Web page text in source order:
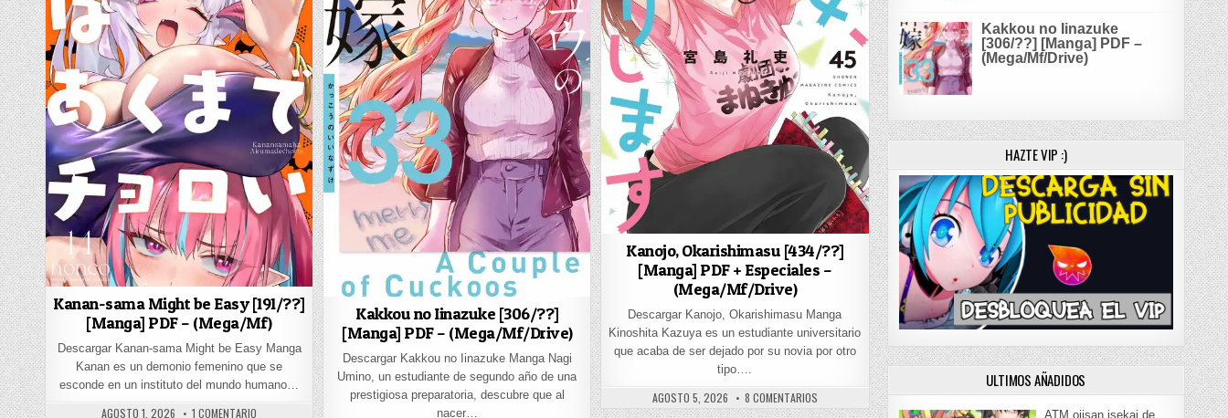
Kanojo, Okarishimasu [434/??]
[Manga] PDF + Especiales –
(Mega/Mf/Drive)
Descargar Kanojo, Okarishimasu Manga
Kinoshita Kazuya es un estudiante universitario
que acaba de ser dejado por su novia por otro
tipo….
PUBLISHED DATE:
AGOSTO 5, 2026 8 COMENTARIOSEN KANOJO, OKARISHIMASU [434/??] [MANGA] PDF + ESPECIALES – (MEGA/MF/DRIVE)
Kakkou no Iinazuke [306/??]
[Manga] PDF – (Mega/Mf/Drive)
Descargar Kakkou no Iinazuke Manga Nagi
Umino, un estudiante de segundo año de una
prestigiosa preparatoria, descubre que al
nacer…
Kanan-sama Might be Easy [191/??]
[Manga] PDF – (Mega/Mf)
Descargar Kanan-sama Might be Easy Manga
Kanan es un demonio femenino que se
esconde en un instituto del mundo humano…
PUBLISHED DATE:
AGOSTO 1, 2026 1 COMENTARIO EN KANAN-SAMA MIGHT BE EASY [191/??] [MANGA] PDF – (MEGA/MF)
Kakkou no Iinazuke
[306/??] [Manga] PDF –
(Mega/Mf/Drive)
HAZTE VIP :)
ULTIMOS AÑADIDOS
ATM ojisan isekai de